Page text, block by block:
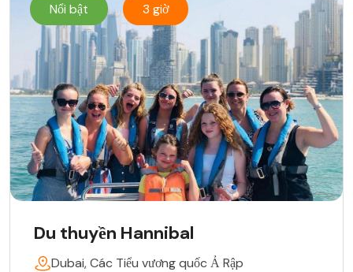
Nổi bật 3 giờ
Du thuyền Hannibal
Dubai, Các Tiểu vương quốc Ả Rập